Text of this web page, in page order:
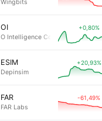
Wingbits
OI
O Intelligence Coin
+0,80%
ESIM
Depinsim
+20,93%
FAR
FAR Labs
-61,49%